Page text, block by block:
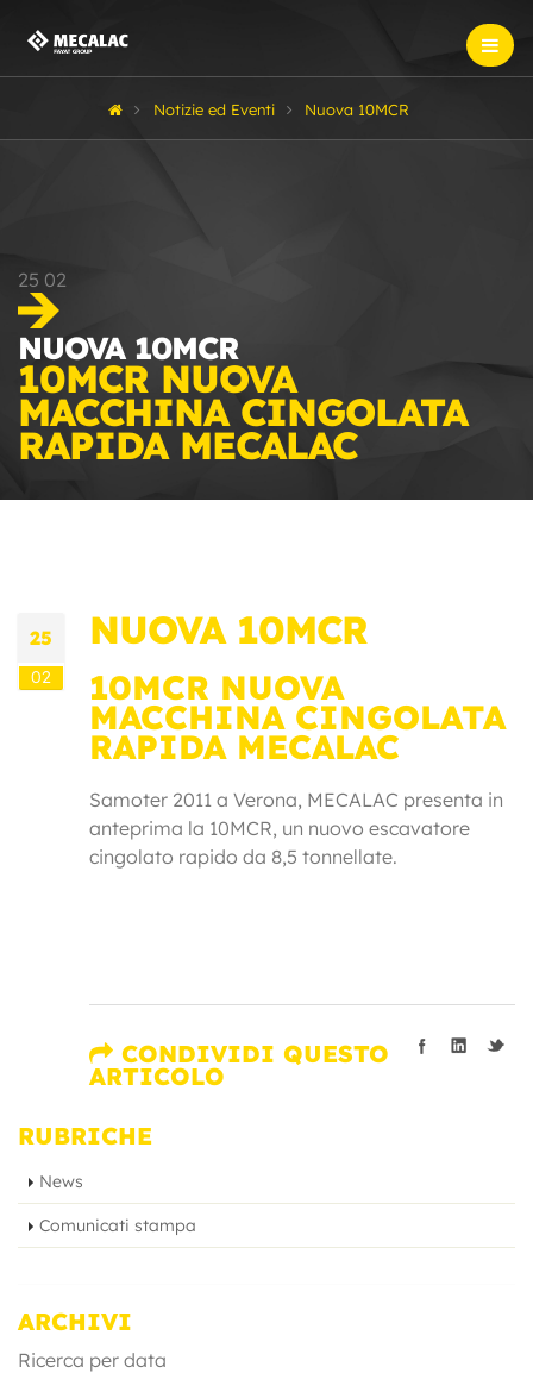
Notizie ed Eventi Nuova 10MCR
25 02
NUOVA 10MCR
10MCR NUOVA
MACCHINA CINGOLATA
RAPIDA MECALAC
25
02
NUOVA 10MCR
10MCR NUOVA
MACCHINA CINGOLATA
RAPIDA MECALAC
Samoter 2011 a Verona, MECALAC presenta in
anteprima la 10MCR, un nuovo escavatore
cingolato rapido da 8,5 tonnellate.
CONDIVIDI QUESTO
ARTICOLO
RUBRICHE
News
Comunicati stampa
ARCHIVI
Ricerca per data